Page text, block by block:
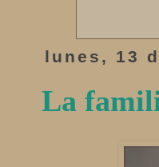
lunes, 13
La